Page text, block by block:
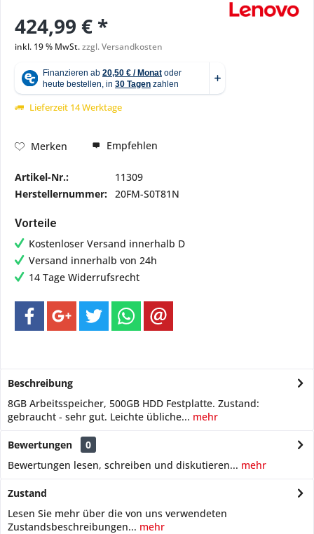
424,99 € *
inkl. 19 % MwSt.zzgl. Versandkosten
Lieferzeit 14 Werktage
Merken Empfehlen
Artikel-Nr.:
11309
Herstellernummer: 20FM-S0T81N
Vorteile
Kostenloser Versand innerhalb D
Versand innerhalb von 24h
14 Tage Widerrufsrecht
Beschreibung
8GB Arbeitsspeicher, 500GB HDD Festplatte. Zustand:
gebraucht - sehr gut. Leichte übliche... mehr
Bewertungen
0
Bewertungen lesen, schreiben und diskutieren... mehr
Zustand
Lesen Sie mehr über die von uns verwendeten
Zustandsbeschreibungen... mehr